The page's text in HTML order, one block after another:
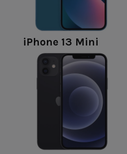
iPhone 13 Mini